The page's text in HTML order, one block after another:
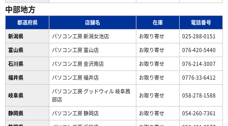
中部地方
都道府県 店舗名 在庫
電話番号
新潟県
パソコン工房 新潟女池店 お取り寄せ
025-288-0151
富山県
パソコン工房 富山店 お取り寄せ
076-420-5440
石川県
パソコン工房 金沢南店 お取り寄せ
076-214-3007
福井県
パソコン工房 福井店 お取り寄せ 0776-33-6412
岐阜県
パソコン工房 グッドウィル 岐阜茜
部店
お取り寄せ 058-278-1588
静岡県 パソコン工房 静岡店 お取り寄せ
054-260-7361